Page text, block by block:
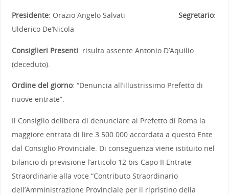
Presidente: Orazio Angelo Salvati Segretario:
Ulderico De’Nicola
Consiglieri Presenti: risulta assente Antonio D’Aquilio
(deceduto).
Ordine del giorno: “Denuncia all’illustrissimo Prefetto di
nuove entrate”.
Il Consiglio delibera di denunciare al Prefetto di Roma la
maggiore entrata di lire 3.500.000 accordata a questo Ente
dal Consiglio Provinciale. Di conseguenza viene istituito nel
bilancio di previsione l’articolo 12 bis Capo II Entrate
Straordinarie alla voce “Contributo Straordinario
dell’Amministrazione Provinciale per il ripristino della